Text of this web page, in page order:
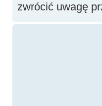
zwrócić uwagę